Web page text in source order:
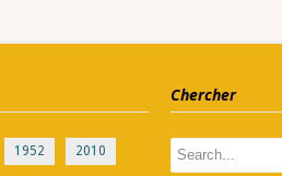
1952 2010
Chercher